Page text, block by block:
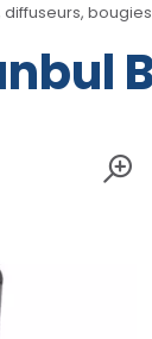
diffuseurs, bougies